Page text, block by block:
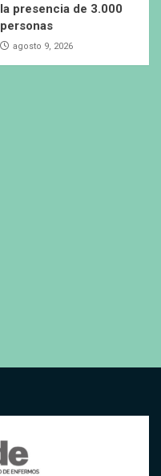
la presencia de 3.000
personas
agosto 9, 2026